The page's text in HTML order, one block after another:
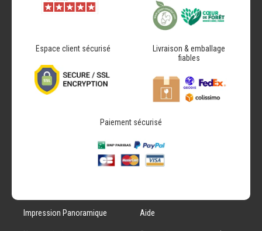
Espace client sécurisé
Livraison & emballage
fiables
Paiement sécurisé
Impression Panoramique Aide